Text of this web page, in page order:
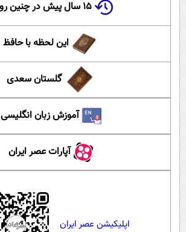
۱۵ سال پیش در چنین روزی
این لحظه با حافظ
گلستان سعدی
آموزش زبان انگلیسی
آپارات عصر ایران
اپلیکیشن عصر ایران